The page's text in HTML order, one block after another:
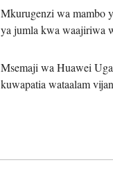
Mkurugenzi wa mambo
ya jumla kwa waajiriwa
Msemaji wa Huawei
kuwapatia wataalam